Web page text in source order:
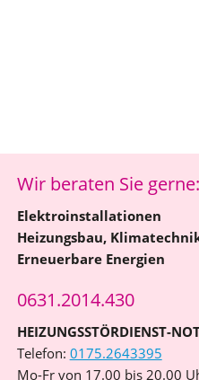
Wir beraten Sie gerne:
Elektroinstallationen
Heizungsbau,
Erneuerbare Energien
0631.2014.430
HEIZUNGSSTÖRDIENST-
Telefon: 0175.2643395
Mo-Fr von 17.00 bis 20.00